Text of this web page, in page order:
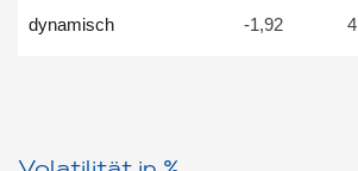
dynamisch -1,92